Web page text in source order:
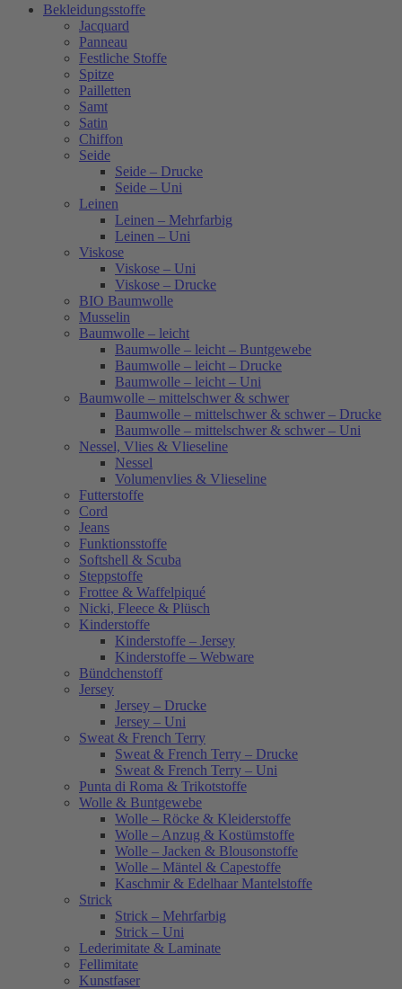
Bekleidungsstoffe
Jacquard
Panneau
Festliche Stoffe
Spitze
Pailletten
Samt
Satin
Chiffon
Seide
Seide – Drucke
Seide – Uni
Leinen
Leinen – Mehrfarbig
Leinen – Uni
Viskose
Viskose – Uni
Viskose – Drucke
BIO Baumwolle
Musselin
Baumwolle – leicht
Baumwolle – leicht – Buntgewebe
Baumwolle – leicht – Drucke
Baumwolle – leicht – Uni
Baumwolle – mittelschwer & schwer
Baumwolle – mittelschwer & schwer – Drucke
Baumwolle – mittelschwer & schwer – Uni
Nessel, Vlies & Vlieseline
Nessel
Volumenvlies & Vlieseline
Futterstoffe
Cord
Jeans
Funktionsstoffe
Softshell & Scuba
Steppstoffe
Frottee & Waffelpiqué
Nicki, Fleece & Plüsch
Kinderstoffe
Kinderstoffe – Jersey
Kinderstoffe – Webware
Bündchenstoff
Jersey
Jersey – Drucke
Jersey – Uni
Sweat & French Terry
Sweat & French Terry – Drucke
Sweat & French Terry – Uni
Punta di Roma & Trikotstoffe
Wolle & Buntgewebe
Wolle – Röcke & Kleiderstoffe
Wolle – Anzug & Kostümstoffe
Wolle – Jacken & Blousonstoffe
Wolle – Mäntel & Capestoffe
Kaschmir & Edelhaar Mantelstoffe
Strick
Strick – Mehrfarbig
Strick – Uni
Lederimitate & Laminate
Fellimitate
Kunstfaser